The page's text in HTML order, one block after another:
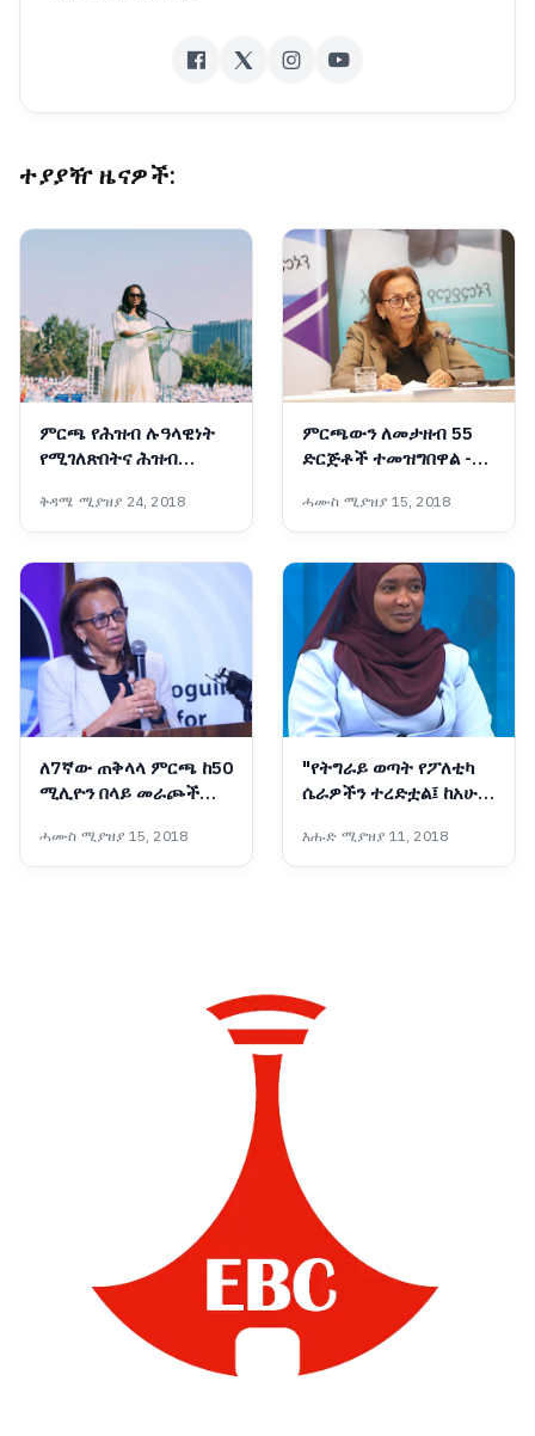
ተያያዥ ዜናዎች:
ምርጫ የሕዝብ ሉዓላዊነት
የሚገለጽበትና ሕዝብ
የሚመሠርትበትም ሂደት
ነው፡- ከንቲባ አዳነች አቤቤ
ቅዳሜ ሚያዝያ 24, 2018
ምርጫውን ለመታዘብ 55
ድርጅቶች ተመዝግበዋል -
ሓሙስ ሚያዝያ 15, 2018
ለ7ኛው ጠቅላላ ምርጫ ከ50
ሚሊዮን በላይ መራጮች
ምርጫ ቦርድ
ሓሙስ ሚያዝያ 15, 2018
"የትግራይ ወጣት የፖለቲካ
ሴራዎችን ተረድቷል፤ ከአሁን
አይሆንም"፦ የቀድሞዋ አፈ-
ጉባኤ ኬሪያ ኢብራሂም
እሑድ ሚያዝያ 11, 2018